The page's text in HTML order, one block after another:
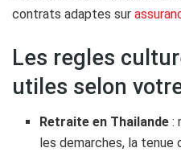
contrats adaptes sur
Les regles
utiles selon
Retraite en Thailande :
les demarches, la